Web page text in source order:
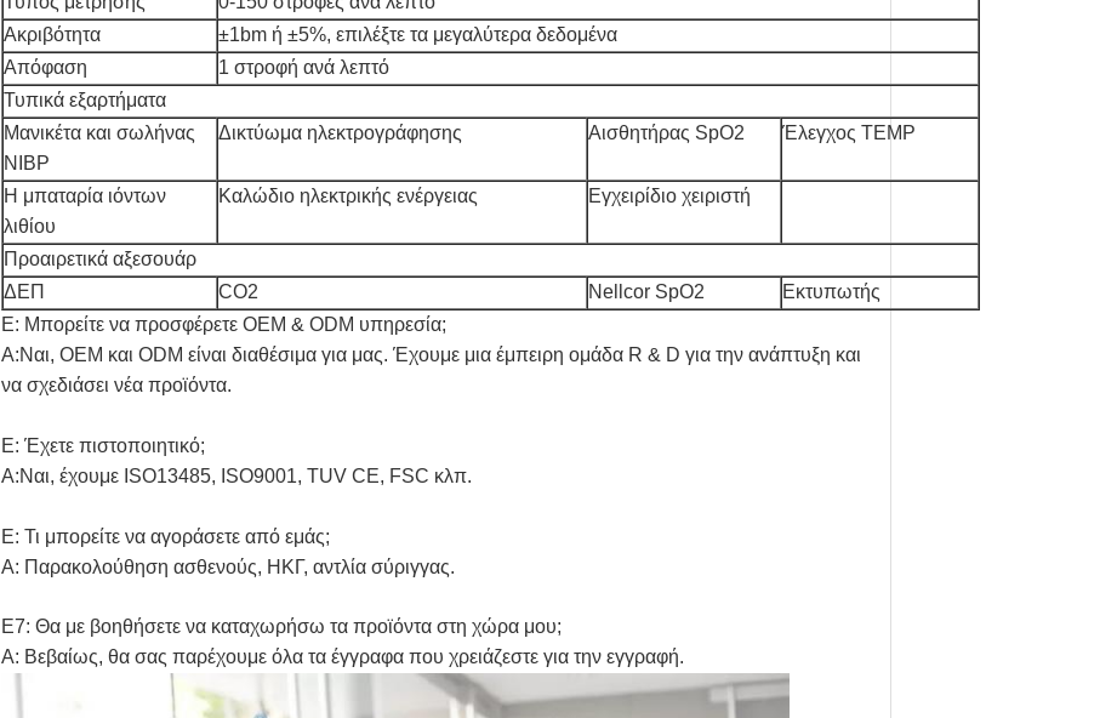
Ακριβότητα
±1bm ή ±5%, επιλέξτε τα μεγαλύτερα δεδομένα
Απόφαση
1 στροφή ανά λεπτό
Τυπικά εξαρτήματα
Μανικέτα και σωλήνας
NIBP
Δικτύωμα ηλεκτρογράφησης Αισθητήρας SpO2 Έλεγχος TEMP
Η μπαταρία ιόντων
λιθίου
Καλώδιο ηλεκτρικής ενέργειας Εγχειρίδιο χειριστή
Προαιρετικά αξεσουάρ
ΔΕΠ
CO2 Nellcor SpO2
Εκτυπωτής
Ε: Μπορείτε να προσφέρετε OEM & ODM υπηρεσία;
Α:Ναι, OEM και ODM είναι διαθέσιμα για μας. Έχουμε μια έμπειρη ομάδα R & D για την ανάπτυξη και
να σχεδιάσει νέα προϊόντα.
Ε: Έχετε πιστοποιητικό;
Α:Ναι, έχουμε ISO13485, ISO9001, TUV CE, FSC κλπ.
Ε: Τι μπορείτε να αγοράσετε από εμάς;
Α: Παρακολούθηση ασθενούς, ΗΚΓ, αντλία σύριγγας.
Ε7: Θα με βοηθήσετε να καταχωρήσω τα προϊόντα στη χώρα μου;
Α: Βεβαίως, θα σας παρέχουμε όλα τα έγγραφα που χρειάζεστε για την εγγραφή.